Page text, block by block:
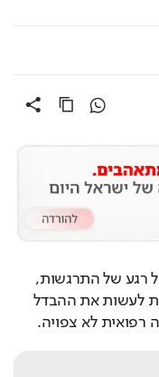
אבל דווקא ההכנות שלפני היציאה יכולות לעשות את ההבדל
רפואית לא צפויה.